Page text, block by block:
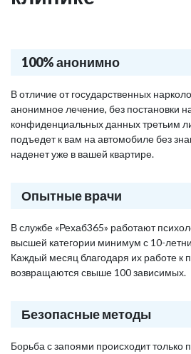
100% анонимно
В отличие от государственных
анонимное лечение, без постановки
конфиденциальных данных третьим
подъедет к вам на автомобиле без
наденет уже в вашей квартире.
Опытные врачи
В службе «Рехаб365» работают
высшей категории минимум с 10-
Каждый месяц благодаря их работе к
возвращаются свыше 100 зависимых.
Безопасные методы
Борьба с запоями происходит только